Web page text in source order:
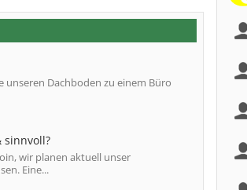
unseren Dachboden zu einem Büro
sinnvoll?
wir planen aktuell unser
Eine...